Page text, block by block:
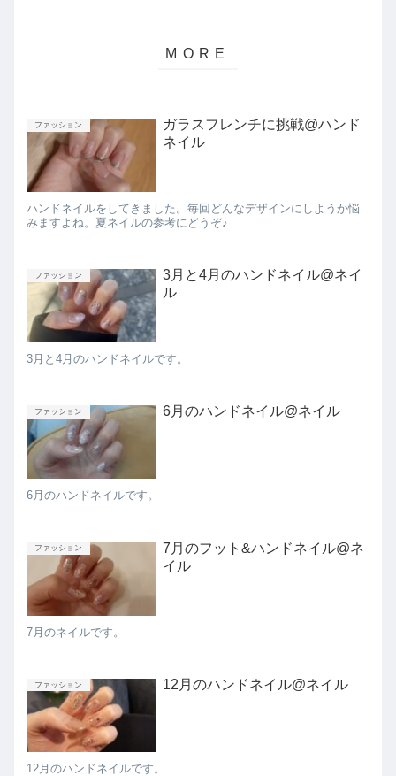
ファッション
ガラスフレンチに挑戦@ハンド
ネイル
ハンドネイルをしてきました。毎回どんなデザインにしようか悩
みますよね。夏ネイルの参考にどうぞ♪
ファッション
3月と4月のハンドネイル@ネイ
ル
3月と4月のハンドネイルです。
ファッション 6月のハンドネイル@ネイル
6月のハンドネイルです。
ファッション
7月のフット&ハンドネイル@ネ
イル
7月のネイルです。
ファッション 12月のハンドネイル@ネイル
12月のハンドネイルです。